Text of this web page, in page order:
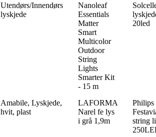
Utendørs/Innendørs
lyskjede
Nanoleaf
Essentials
Matter
Smart
Multicolor
Outdoor
String
Lights
Smarter Kit
- 15 m
20led
Amabile, Lyskjede,
hvit, plast
LAFORMA
Narel fe lys
i grå 1,9m
Philips
string